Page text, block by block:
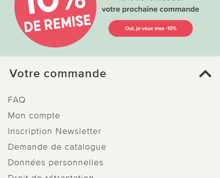
Votre commande
FAQ
Mon compte
Inscription Newsletter
Demande de catalogue
Données personnelles